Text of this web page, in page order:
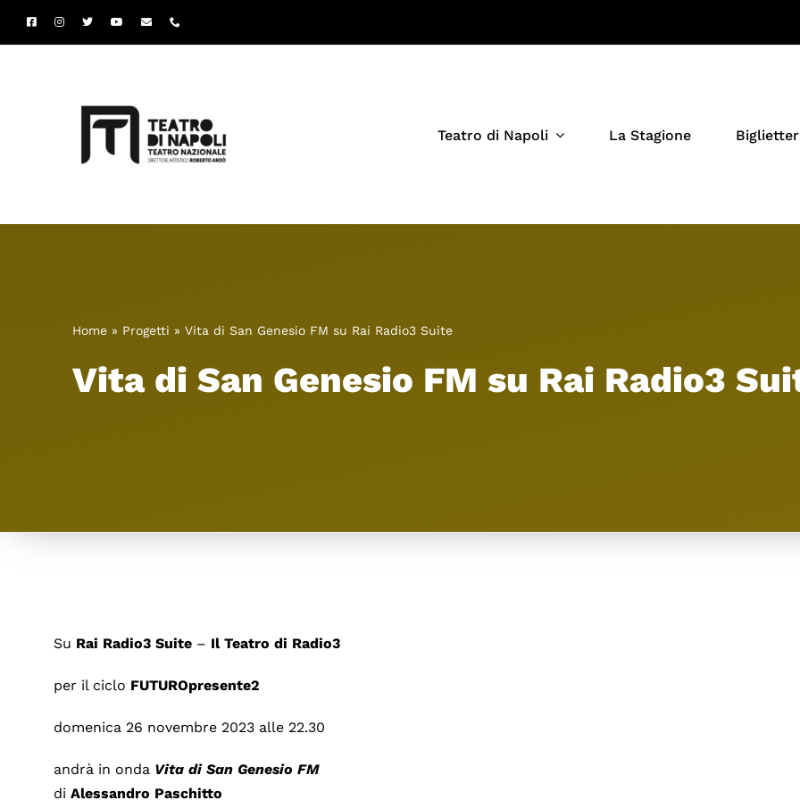
Teatro di Napoli La Stagione
Home» Progetti » Vita di San Genesio FM su Rai Radio3 Suite
Vita di San Genesio FM su Rai Radio3
Su Rai Radio3 Suite– Il Teatro di Radio3
per il ciclo FUTUROpresente2
domenica 26 novembre 2023 alle 22.30
andrà in onda Vita di San Genesio FM
di Alessandro Paschitto